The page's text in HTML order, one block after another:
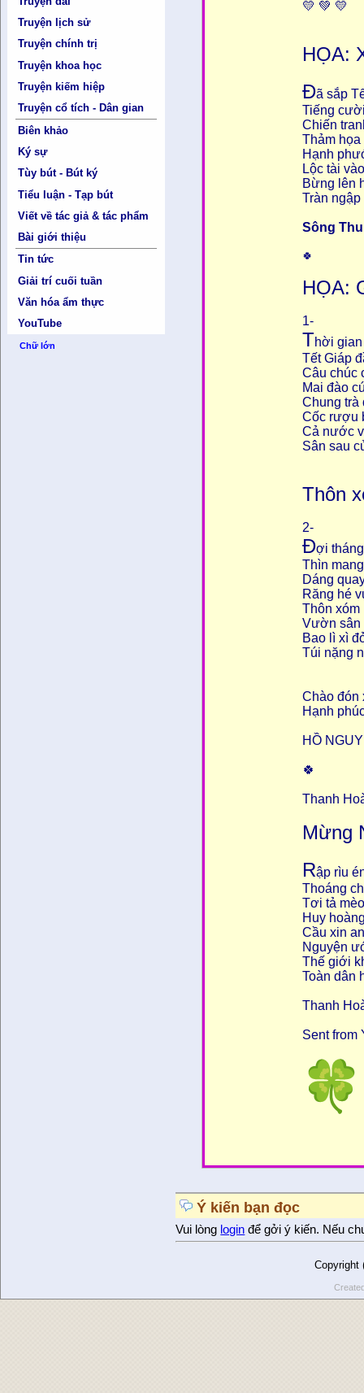
Truyện lịch sử
Truyện chính trị
Truyện khoa học
Truyện kiếm hiệp
Truyện cổ tích - Dân gian
Biên khảo
Ký sự
Tùy bút - Bút ký
Tiểu luận - Tạp bút
Viết về tác giả & tác phẩm
Bài giới thiệu
Tin tức
Giải trí cuối tuần
Văn hóa ẩm thực
YouTube
Chữ lớn
💛 💚 💛
HỌA:
Đã sắp
Tiếng
Chiến
Thảm
Hạnh
Lộc tài
Bừng lên
Tràn
Sông
🍀
HỌA:
1-
Thời
Tết Giáp
Câu chúc
Mai đào
Chung trà
Cốc rượu
Cả nước
Sân sau
Thôn
2-
Đợi
Thìn
Dáng
Răng hé
Thôn xóm
Vườn sân
Bao lì xì
Túi nặng
Chào đón
Hạnh
HỒ
🍀
Thanh
Mừng
Rập rìu
Thoáng
Tơi tả
Huy
Cầu xin
Nguyện
Thế giới
Toàn dân
Thanh
Sent from
Ý kiến bạn đọc
Vui lòng login để gởi ý kiến. Nếu
Copyright